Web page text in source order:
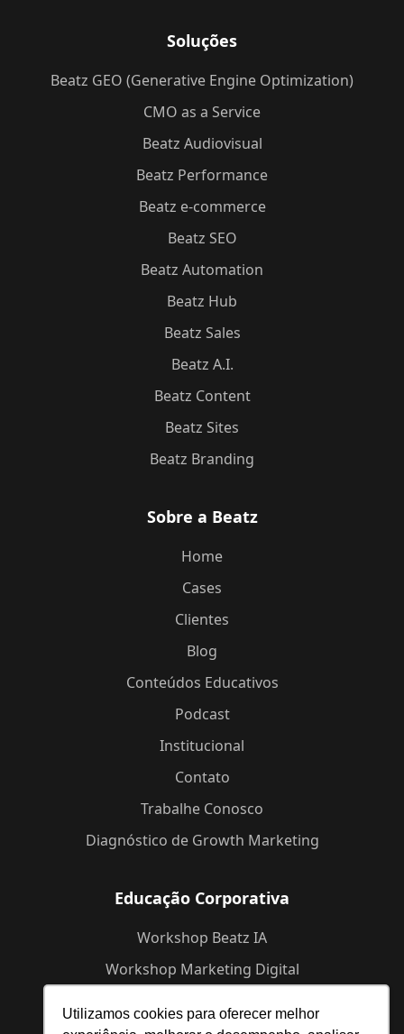
Utilizamos cookies para oferecer melhor
Soluções
Beatz GEO (Generative Engine Optimization)
CMO as a Service
Beatz Audiovisual
Beatz Performance
Beatz e-commerce
Beatz SEO
Beatz Automation
Beatz Hub
Beatz Sales
Beatz A.I.
Beatz Content
Beatz Sites
Beatz Branding
Sobre a Beatz
Home
Cases
Clientes
Blog
Conteúdos Educativos
Podcast
Institucional
Contato
Trabalhe Conosco
Diagnóstico de Growth Marketing
Educação Corporativa
Workshop Beatz IA
Workshop Marketing Digital